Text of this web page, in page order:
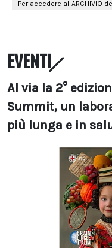
EVENTI
Al via la 2°
Summit, un
più lunga e in